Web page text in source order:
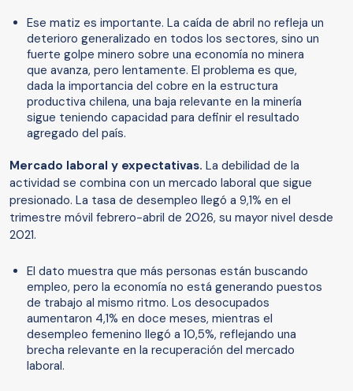
Ese matiz es importante. La caída de abril no refleja un
deterioro generalizado en todos los sectores, sino un
fuerte golpe minero sobre una economía no minera
que avanza, pero lentamente. El problema es que,
dada la importancia del cobre en la estructura
productiva chilena, una baja relevante en la minería
sigue teniendo capacidad para definir el resultado
agregado del país.
Mercado laboral y expectativas. La debilidad de la
actividad se combina con un mercado laboral que sigue
presionado. La tasa de desempleo llegó a 9,1% en el
trimestre móvil febrero-abril de 2026, su mayor nivel desde
2021.
El dato muestra que más personas están buscando
empleo, pero la economía no está generando puestos
de trabajo al mismo ritmo. Los desocupados
aumentaron 4,1% en doce meses, mientras el
desempleo femenino llegó a 10,5%, reflejando una
brecha relevante en la recuperación del mercado
laboral.